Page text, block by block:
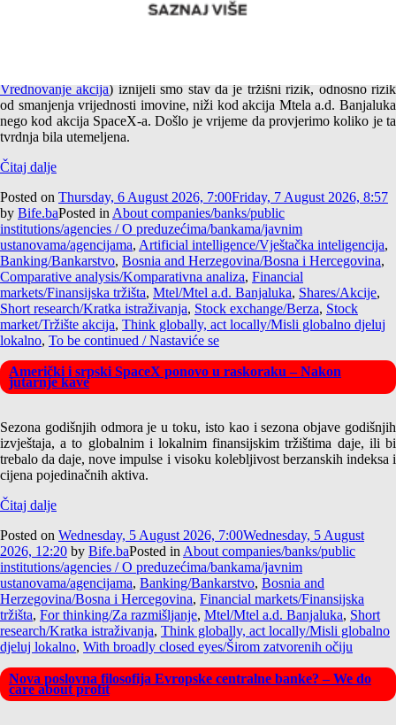
Empirijska potvrda različitog tržišnog rizika akcija Mtela a.d.
Vrednovanje akcija) iznijeli smo stav da je tržišni rizik, odnosno rizik
od smanjenja vrijednosti imovine, niži kod akcija Mtela a.d. Banjaluka
nego kod akcija SpaceX-a. Došlo je vrijeme da provjerimo koliko je ta
tvrdnja bila utemeljena.
Čitaj dalje
Posted on Thursday, 6 August 2026, 7:00Friday, 7 August 2026, 8:57
by Bife.baPosted in About companies/banks/public
institutions/agencies / O preduzećima/bankama/javnim
ustanovama/agencijama, Artificial intelligence/Vještačka inteligencija,
Banking/Bankarstvo, Bosnia and Herzegovina/Bosna i Hercegovina,
Comparative analysis/Komparativna analiza, Financial
markets/Finansijska tržišta, Mtel/Mtel a.d. Banjaluka, Shares/Akcije,
Short research/Kratka istraživanja, Stock exchange/Berza, Stock
market/Tržište akcija, Think globally, act locally/Misli globalno djeluj
lokalno, To be continued / Nastaviće se
Američki i srpski SpaceX ponovo u raskoraku – Nakon
jutarnje kave
Sezona godišnjih odmora je u toku, isto kao i sezona objave godišnjih
izvještaja, a to globalnim i lokalnim finansijskim tržištima daje, ili bi
trebalo da daje, nove impulse i visoku kolebljivost berzanskih indeksa i
cijena pojedinačnih aktiva.
Čitaj dalje
Posted on Wednesday, 5 August 2026, 7:00Wednesday, 5 August
2026, 12:20 by Bife.baPosted inAbout companies/banks/public
institutions/agencies / O preduzećima/bankama/javnim
ustanovama/agencijama, Banking/Bankarstvo, Bosnia and
Herzegovina/Bosna i Hercegovina, Financial markets/Finansijska
tržišta, For thinking/Za razmišljanje, Mtel/Mtel a.d. Banjaluka, Short
research/Kratka istraživanja, Think globally, act locally/Misli globalno
djeluj lokalno, With broadly closed eyes/Širom zatvorenih očiju
Nova poslovna filosofija Evropske centralne banke? – We do
care about profit